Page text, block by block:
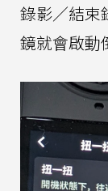
錄影／結束
鏡就會啟動